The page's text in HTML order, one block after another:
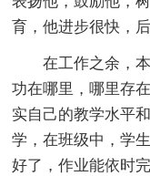
育，他进步很快，
在工作之余，本
功在哪里，哪里存
实自己的教学水平
学，在班级中，学
好了，作业能依时